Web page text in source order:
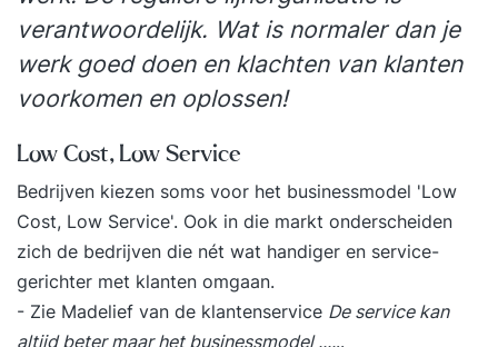
herken je die?• Het medialandschap en de
uitdagingen: 24/7 nieuws, responstijd, emotie
wint van ratio, iedereen is journalist en expert.•
Binnen- en buitenperceptie.• Hoe maak je een
omgevingsbeeld onder druk?• Hoe maak je een
strategisch advies en breng je dit in?• Hoe
maak je hold-statements en updates?• Hoe
geef je goed duiding als de camera draait?•
Hoe ga je om met geruchten?• Hoe blijf je
goed de communicatie organiseren met
getroffenen?• Hoe zorg je ervoor dat er geen
verantwoordelijk. Wat is normaler dan je
werk goed doen en klachten van klanten
voorkomen en oplossen!
Low Cost, Low Service
Bedrijven kiezen soms voor het businessmodel 'Low
Cost, Low Service'. Ook in die markt onderscheiden
zich de bedrijven die nét wat handiger en service-
gerichter met klanten omgaan.
- Zie Madelief van de klantenservice De service kan
altijd beter maar het businessmodel ......